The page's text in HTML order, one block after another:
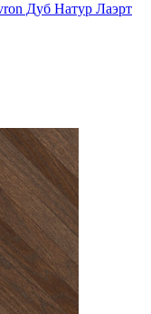
Дуб Натур Лаэрт